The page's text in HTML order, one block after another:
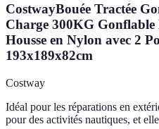
CostwayBouée Tractée
Charge 300KG
Housse en Nylon avec 2
193x189x82cm
Costway
Idéal pour les réparations en
pour des activités nautiques, et